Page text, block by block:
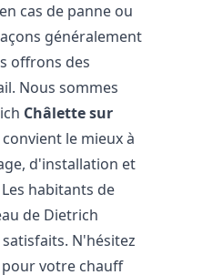
en cas de panne ou
généralement
offrons des
Nous sommes
Châlette sur
le mieux à
d'installation et
Les habitants de
de Dietrich
N'hésitez
votre chauff